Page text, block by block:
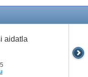
aidatla